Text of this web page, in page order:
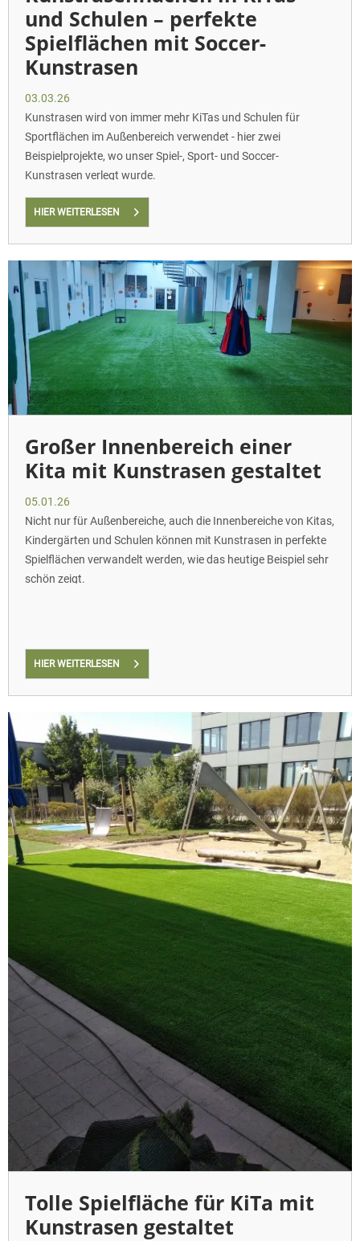
und Schulen – perfekte
Spielflächen mit Soccer-
Kunstrasen
03.03.26
Kunstrasen wird von immer mehr KiTas und Schulen für
Sportflächen im Außenbereich verwendet - hier zwei
Beispielprojekte, wo unser Spiel-, Sport- und Soccer-
Kunstrasen verlegt wurde.
HIER WEITERLESEN
Großer Innenbereich einer
Kita mit Kunstrasen gestaltet
05.01.26
Nicht nur für Außenbereiche, auch die Innenbereiche von Kitas,
Kindergärten und Schulen können mit Kunstrasen in perfekte
Spielflächen verwandelt werden, wie das heutige Beispiel sehr
schön zeigt.
HIER WEITERLESEN
Tolle Spielfläche für KiTa mit
Kunstrasen gestaltet